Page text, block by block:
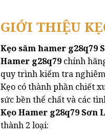
GIỚI THIỆU
Kẹo sâm hamer g28q79
Hamer g28q79 chính
quy trình kiểm tra
Kẹo có thành phần chiết
sức bền thể chất và các
Kẹo Hamer g28q79 Sơn
thành 2 loại: